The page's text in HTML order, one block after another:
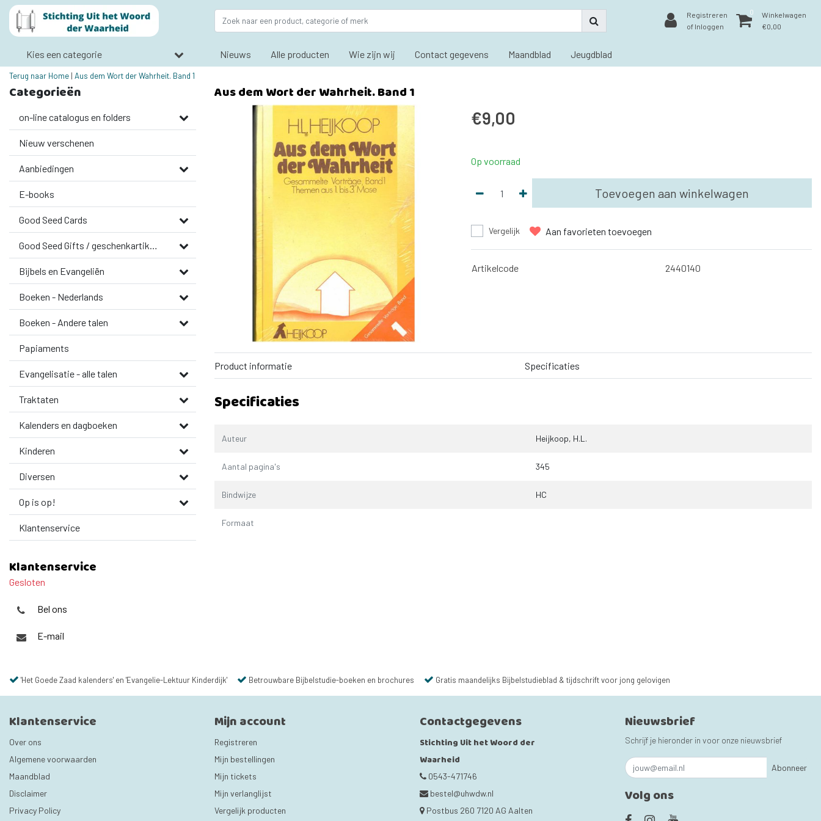
Registreren
of Inloggen
0
Winkelwagen
€0,00
Kies een categorie Nieuws Alle producten Wie zijn wij Contact gegevens Maandblad Jeugdblad
Terug naar Home | Aus dem Wort der Wahrheit. Band 1
Categorieën
on-line catalogus en folders
Nieuw verschenen
Aanbiedingen
E-books
Good Seed Cards
Good Seed Gifts / geschenkartikelen
Bijbels en Evangeliën
Boeken - Nederlands
Boeken - Andere talen
Papiaments
Evangelisatie - alle talen
Traktaten
Kalenders en dagboeken
Kinderen
Diversen
Op is op!
Klantenservice
Klantenservice
Gesloten
Bel ons
E-mail
Aus dem Wort der Wahrheit. Band 1
€9,00
Op voorraad
Toevoegen aan winkelwagen
Vergelijk Aan favorieten toevoegen
Artikelcode 2440140
Product informatie Specificaties
Specificaties
Auteur Heijkoop, H.L.
Aantal pagina's 345
Bindwijze HC
Formaat
'Het Goede Zaad kalenders' en 'Evangelie-Lektuur Kinderdijk' Betrouwbare Bijbelstudie-boeken en brochures Gratis maandelijks Bijbelstudieblad & tijdschrift voor jong gelovigen
Klantenservice
Over ons
Algemene voorwaarden
Maandblad
Disclaimer
Privacy Policy
Mijn account
Registreren
Mijn bestellingen
Mijn tickets
Mijn verlanglijst
Vergelijk producten
Contactgegevens
Stichting Uit het Woord der
Waarheid
0543-471746
bestel@uhwdw.nl
Postbus 260 7120 AG Aalten
Nieuwsbrief
Schrijf je hieronder in voor onze nieuwsbrief
Abonneer
Volg ons